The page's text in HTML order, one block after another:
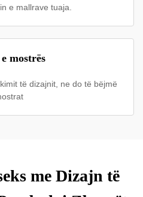
e mallrave tuaja.
mostrës
të dizajnit, ne do të bëjmë
me Dizajn të